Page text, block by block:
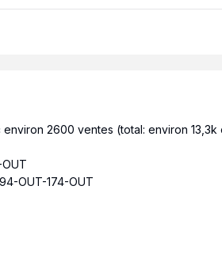
2600 ventes (total: environ
OUT-174-OUT